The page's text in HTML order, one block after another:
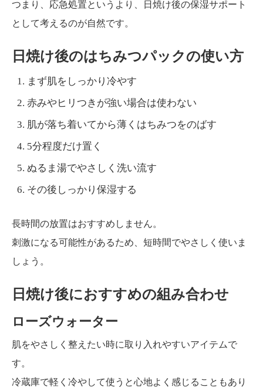
つまり、応急処置というより、日焼け後の保湿サポート
として考えるのが自然です。
日焼け後のはちみつパックの使い方
まず肌をしっかり冷やす
赤みやヒリつきが強い場合は使わない
肌が落ち着いてから薄くはちみつをのばす
5分程度だけ置く
ぬるま湯でやさしく洗い流す
その後しっかり保湿する
長時間の放置はおすすめしません。
刺激になる可能性があるため、短時間でやさしく使いま
しょう。
日焼け後におすすめの組み合わせ
ローズウォーター
肌をやさしく整えたい時に取り入れやすいアイテムで
す。
冷蔵庫で軽く冷やして使うと心地よく感じることもあり